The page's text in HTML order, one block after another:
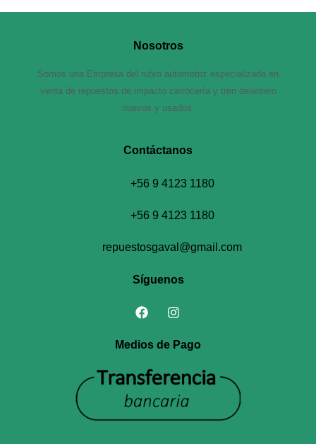
Nosotros
Somos una Empresa del rubro automotriz especializada en
venta de repuestos de impacto carrocería y tren delantero
nuevos y usados.
Contáctanos​
+56 9 4123 1180
+56 9 4123 1180
repuestosgaval@gmail.com
Síguenos
Medios de Pago